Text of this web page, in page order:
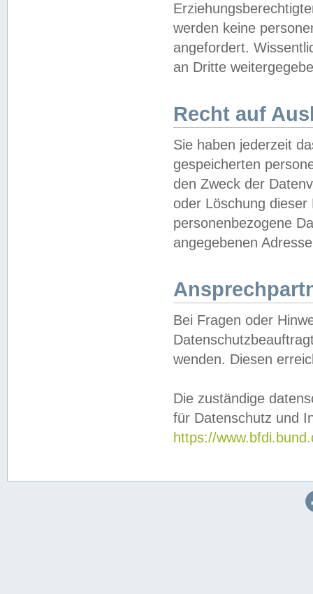
werden keine
angefordert.
an Dritte
Recht auf
Sie haben jederzeit
gespeicherten
den Zweck der
oder Löschung
personenbezogene
angegebenen
Bei Fragen oder
wenden. Diesen
Die zuständige
für Datenschutz und
https://